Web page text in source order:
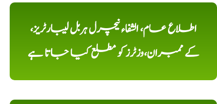
اطلاع عام، الشفاء نیچرل ہربل لیبارٹریز،
کے ممبران،وزٹرز کو مطلع کیا جاتا ہے